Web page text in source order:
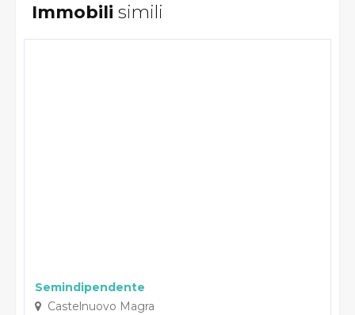
Immobili simili
Semindipendente
Castelnuovo Magra